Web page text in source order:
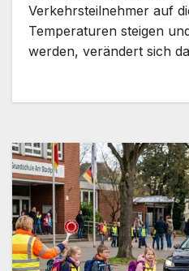
Verkehrsteilnehmer auf
Temperaturen steigen
werden, verändert sich